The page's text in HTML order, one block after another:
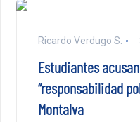
Ricardo Verdugo S.
Estudiantes
“responsabilidad
Montalva